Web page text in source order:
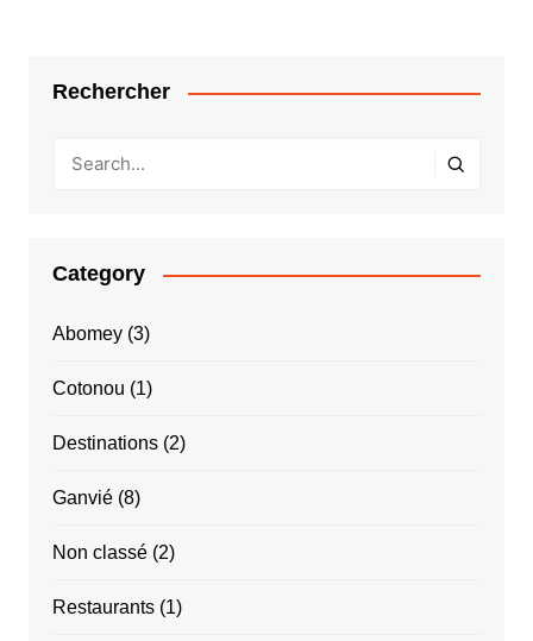
Rechercher
Category
Abomey(3)
Cotonou (1)
Destinations(2)
Ganvié(8)
Non classé(2)
Restaurants(1)